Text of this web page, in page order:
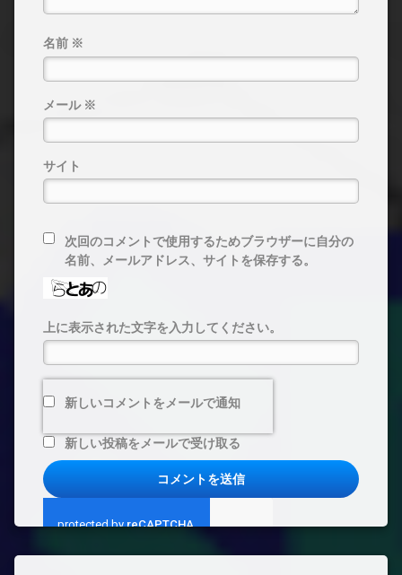
名前 ※
メール ※
サイト
次回のコメントで使用するためブラウザーに自分の
名前、メールアドレス、サイトを保存する。
上に表示された文字を入力してください。
新しいコメントをメールで通知
新しい投稿をメールで受け取る